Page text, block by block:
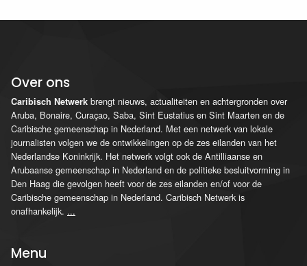
Over ons
Caribisch Netwerk brengt nieuws, actualiteiten en achtergronden over
Aruba, Bonaire, Curaçao, Saba, Sint Eustatius en Sint Maarten en de
Caribische gemeenschap in Nederland. Met een netwerk van lokale
journalisten volgen we de ontwikkelingen op de zes eilanden van het
Nederlandse Koninkrijk. Het netwerk volgt ook de Antilliaanse en
Arubaanse gemeenschap in Nederland en de politieke besluitvorming in
Den Haag die gevolgen heeft voor de zes eilanden en/of voor de
Caribische gemeenschap in Nederland. Caribisch Netwerk is
onafhankelijk. ...
Menu